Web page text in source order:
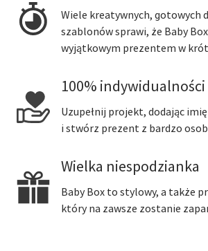
Wiele kreatywnych, gotowych
szablonów sprawi, że Baby
wyjątkowym prezentem w
100% indywidualności
Uzupełnij projekt, dodając
i stwórz prezent z bardzo
Wielka niespodzianka
Baby Box to stylowy, a także
który na zawsze zostanie